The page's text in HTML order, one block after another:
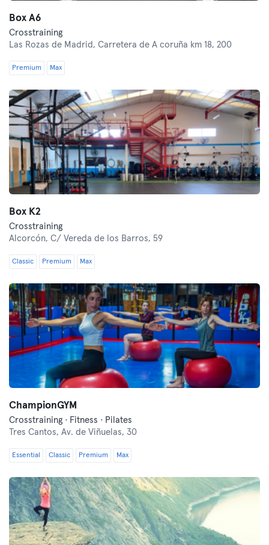
Box A6
Crosstraining
Las Rozas de Madrid, Carretera de A coruña km 18, 200
Premium Max
Box K2
Crosstraining
Alcorcón, C/ Vereda de los Barros, 59
Classic Premium Max
ChampionGYM
Crosstraining · Fitness · Pilates
Tres Cantos, Av. de Viñuelas, 30
Essential Classic Premium Max